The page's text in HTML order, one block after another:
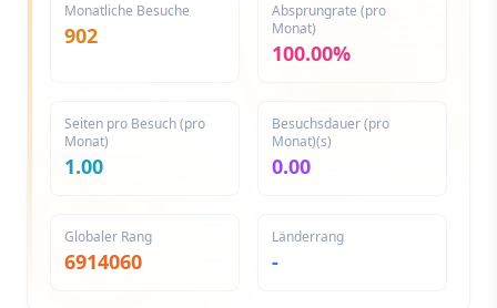
Monatliche Besuche
902
Absprungrate (pro
Monat)
100.00%
Seiten pro Besuch (pro
Monat)
1.00
Besuchsdauer (pro
Monat)(s)
0.00
Globaler Rang
6914060
Länderrang
-